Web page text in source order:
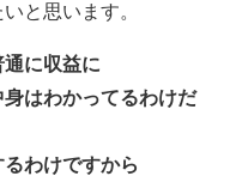
と思います。
に収益に
はわかってるわけだ
わけですから